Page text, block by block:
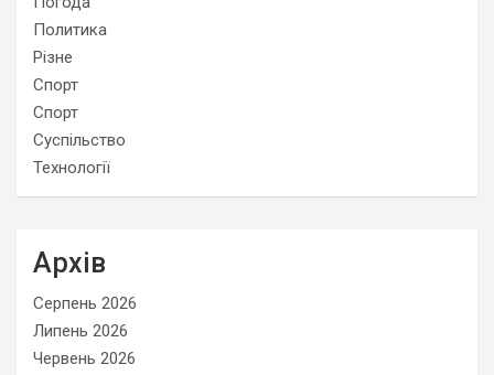
Политика
Різне
Спорт
Спорт
Суспільство
Технології
Архів
Серпень 2026
Липень 2026
Червень 2026